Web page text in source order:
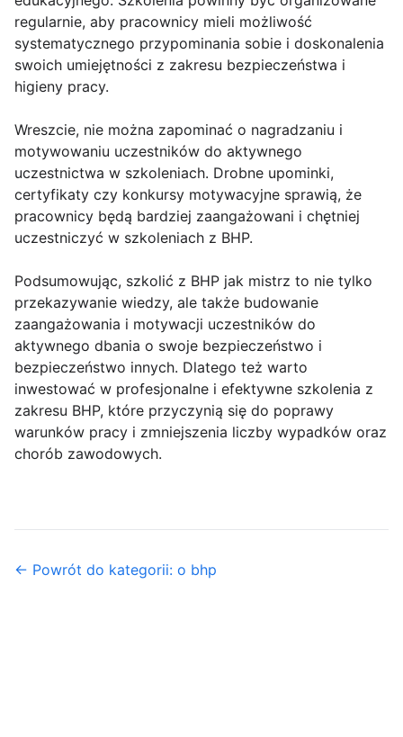
regularnie, aby pracownicy mieli możliwość
systematycznego przypominania sobie i doskonalenia
swoich umiejętności z zakresu bezpieczeństwa i
higieny pracy.
Wreszcie, nie można zapominać o nagradzaniu i
motywowaniu uczestników do aktywnego
uczestnictwa w szkoleniach. Drobne upominki,
certyfikaty czy konkursy motywacyjne sprawią, że
pracownicy będą bardziej zaangażowani i chętniej
uczestniczyć w szkoleniach z BHP.
Podsumowując, szkolić z BHP jak mistrz to nie tylko
przekazywanie wiedzy, ale także budowanie
zaangażowania i motywacji uczestników do
aktywnego dbania o swoje bezpieczeństwo i
bezpieczeństwo innych. Dlatego też warto
inwestować w profesjonalne i efektywne szkolenia z
zakresu BHP, które przyczynią się do poprawy
warunków pracy i zmniejszenia liczby wypadków oraz
chorób zawodowych.
← Powrót do kategorii: o bhp